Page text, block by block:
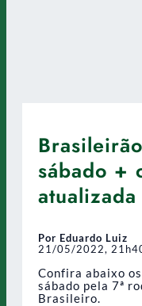
sábado +
atualizada
Por Eduardo Luiz
21/05/2022,
Confira abaixo
sábado pela 7ª
Brasileiro.